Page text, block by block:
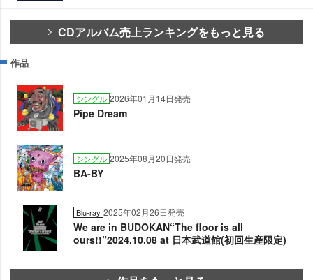
CDアルバム売上ランキングをもっと見る
作品
シングル 2026年01月14日発売
Pipe Dream
シングル 2025年08月20日発売
BA-BY
Blu-ray 2025年02月26日発売
We are in BUDOKAN“The floor is all
ours!!”2024.10.08 at 日本武道館(初回生産限定)